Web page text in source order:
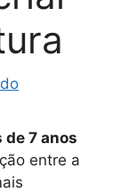
7 anos
entre a